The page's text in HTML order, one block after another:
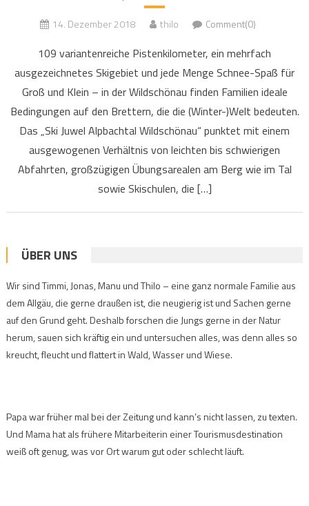
14. Dezember 2018 thilo Comment(0)
109 variantenreiche Pistenkilometer, ein mehrfach
ausgezeichnetes Skigebiet und jede Menge Schnee-Spaß für
Groß und Klein – in der Wildschönau finden Familien ideale
Bedingungen auf den Brettern, die die (Winter-)Welt bedeuten.
Das „Ski Juwel Alpbachtal Wildschönau“ punktet mit einem
ausgewogenen Verhältnis von leichten bis schwierigen
Abfahrten, großzügigen Übungsarealen am Berg wie im Tal
sowie Skischulen, die […]
ÜBER UNS
Wir sind Timmi, Jonas, Manu und Thilo – eine ganz normale Familie aus
dem Allgäu, die gerne draußen ist, die neugierig ist und Sachen gerne
auf den Grund geht. Deshalb forschen die Jungs gerne in der Natur
herum, sauen sich kräftig ein und untersuchen alles, was denn alles so
kreucht, fleucht und flattert in Wald, Wasser und Wiese.
Papa war früher mal bei der Zeitung und kann’s nicht lassen, zu texten.
Und Mama hat als frühere Mitarbeiterin einer Tourismusdestination
weiß oft genug, was vor Ort warum gut oder schlecht läuft.